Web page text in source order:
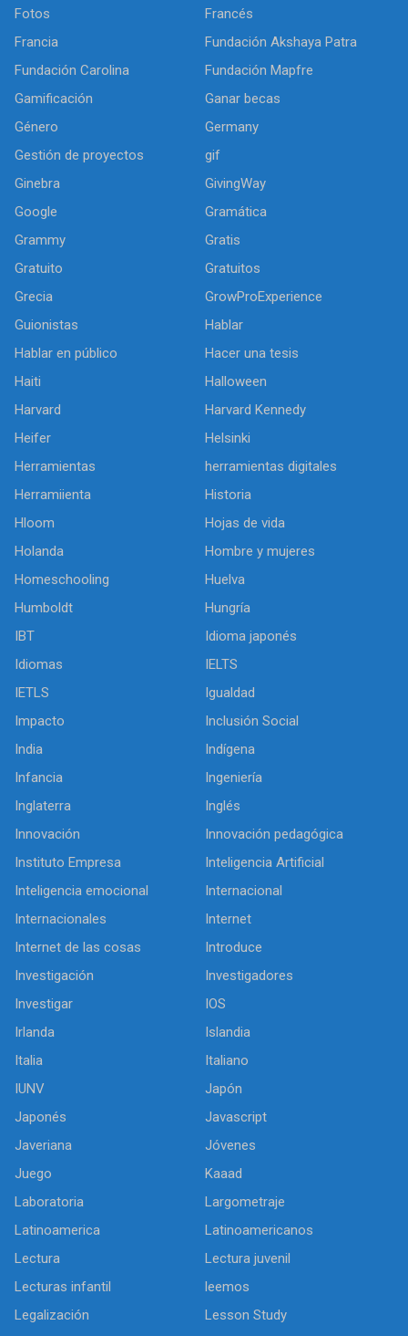
Fotos
Francés
Francia
Fundación Akshaya Patra
Fundación Carolina
Fundación Mapfre
Gamificación
Ganar becas
Género
Germany
Gestión de proyectos
gif
Ginebra
GivingWay
Google
Gramática
Grammy
Gratis
Gratuito
Gratuitos
Grecia
GrowProExperience
Guionistas
Hablar
Hablar en público
Hacer una tesis
Haiti
Halloween
Harvard
Harvard Kennedy
Heifer
Helsinki
Herramientas
herramientas digitales
Herramiienta
Historia
Hloom
Hojas de vida
Holanda
Hombre y mujeres
Homeschooling
Huelva
Humboldt
Hungría
IBT
Idioma japonés
Idiomas
IELTS
IETLS
Igualdad
Impacto
Inclusión Social
India
Indígena
Infancia
Ingeniería
Inglaterra
Inglés
Innovación
Innovación pedagógica
Instituto Empresa
Inteligencia Artificial
Inteligencia emocional
Internacional
Internacionales
Internet
Internet de las cosas
Introduce
Investigación
Investigadores
Investigar
IOS
Irlanda
Islandia
Italia
Italiano
IUNV
Japón
Japonés
Javascript
Javeriana
Jóvenes
Juego
Kaaad
Laboratoria
Largometraje
Latinoamerica
Latinoamericanos
Lectura
Lectura juvenil
Lecturas infantil
leemos
Legalización
Lesson Study